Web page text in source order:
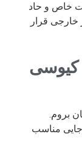
خاص و حاد
قرار
کیوسی
بروم.
جایی مناسب